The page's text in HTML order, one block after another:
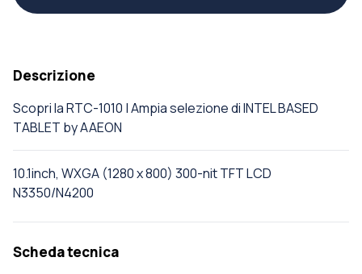
Descrizione
Scopri la RTC-1010 | Ampia selezione di INTEL BASED
TABLET by AAEON
10.1inch, WXGA (1280 x 800) 300-nit TFT LCD
N3350/N4200
Scheda tecnica